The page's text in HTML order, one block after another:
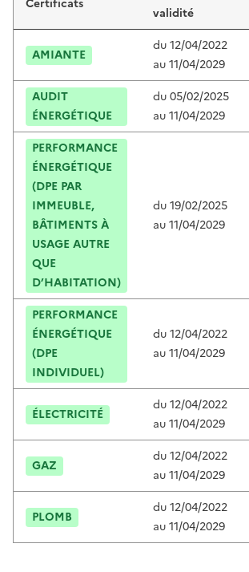
validité
AMIANTE
du12/04/2022
au11/04/2029
AUDIT
ÉNERGÉTIQUE
du05/02/2025
au11/04/2029
PERFORMANCE
ÉNERGÉTIQUE
(DPE PAR
IMMEUBLE,
BÂTIMENTS À
USAGE AUTRE
QUE
D’HABITATION)
du19/02/2025
au11/04/2029
PERFORMANCE
ÉNERGÉTIQUE
(DPE
INDIVIDUEL)
du12/04/2022
au11/04/2029
ÉLECTRICITÉ
du12/04/2022
au11/04/2029
GAZ
du12/04/2022
au11/04/2029
PLOMB
du12/04/2022
au11/04/2029